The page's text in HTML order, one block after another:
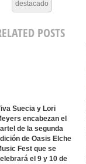
destacado
POSTS
Suecia y Lori
encabezan el
de la segunda
de Oasis Elche
Fest que se
el 9 y 10 de